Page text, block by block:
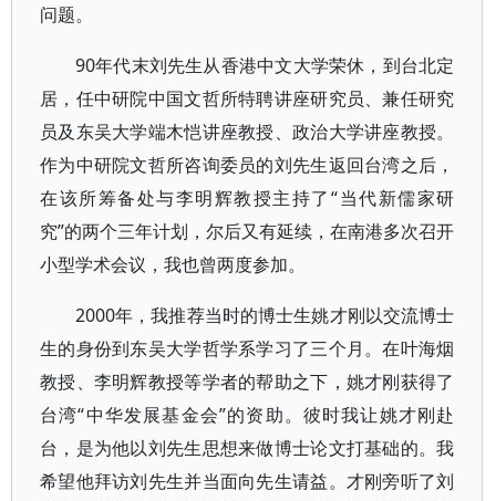
问题。
90年代末刘先生从香港中文大学荣休，到台北定
居，任中研院中国文哲所特聘讲座研究员、兼任研究
员及东吴大学端木恺讲座教授、政治大学讲座教授。
作为中研院文哲所咨询委员的刘先生返回台湾之后，
在该所筹备处与李明辉教授主持了“当代新儒家研
究”的两个三年计划，尔后又有延续，在南港多次召开
小型学术会议，我也曾两度参加。
2000年，我推荐当时的博士生姚才刚以交流博士
生的身份到东吴大学哲学系学习了三个月。在叶海烟
教授、李明辉教授等学者的帮助之下，姚才刚获得了
台湾“中华发展基金会”的资助。彼时我让姚才刚赴
台，是为他以刘先生思想来做博士论文打基础的。我
希望他拜访刘先生并当面向先生请益。才刚旁听了刘